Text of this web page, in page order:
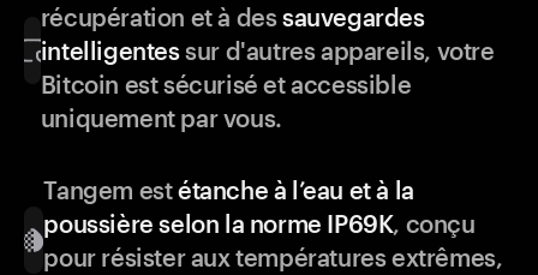
récupération et à dessauvegardes
intelligentessur d'autres appareils, votre
Bitcoin est sécurisé et accessible
uniquement par vous.
Tangem estétanche à l’eau et à la
poussière selon la norme IP69K, conçu
pour résister aux températures extrêmes,